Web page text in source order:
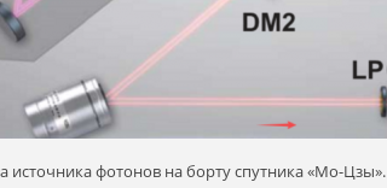
источника фотонов на борту спутника «Мо-Цзы».